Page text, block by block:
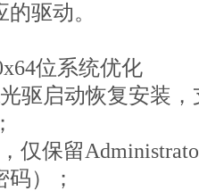
驱动。
位系统优化
驱启动恢复安装
仅保留
）；